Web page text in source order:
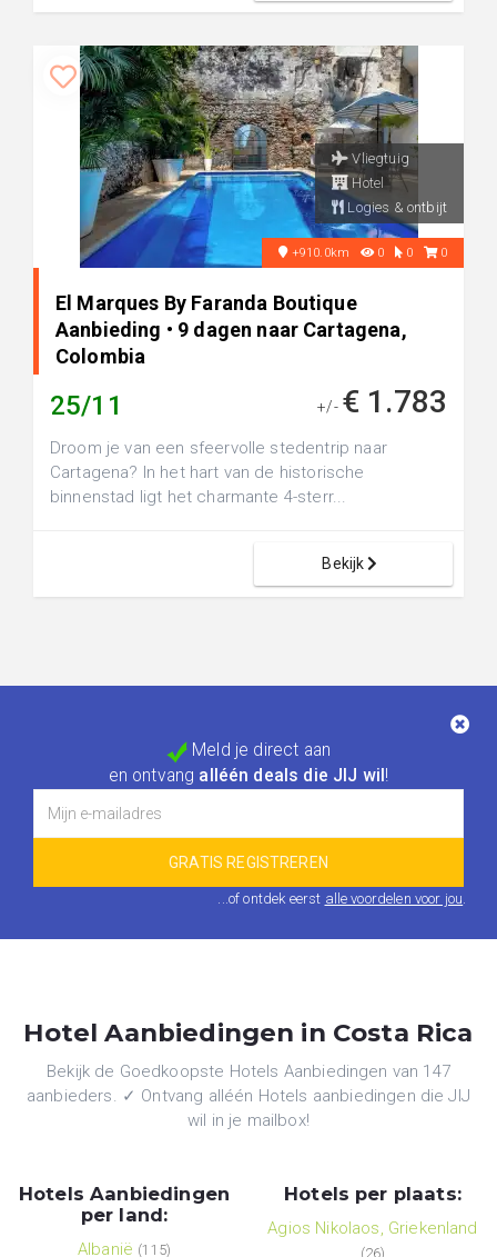
Vliegtuig
Hotel
Logies & ontbijt
+910.0km 0 0 0
El Marques By Faranda Boutique
Aanbieding • 9 dagen naar Cartagena,
Colombia
25/11 +/- € 1.783
Droom je van een sfeervolle stedentrip naar
Cartagena? In het hart van de historische
binnenstad ligt het charmante 4-sterr...
Bekijk
Meld je direct aan
en ontvang alléén deals die JIJ wil !
...of ontdek eerst alle voordelen voor jou.
Hotel Aanbiedingen in Costa Rica
Bekijk de Goedkoopste Hotels Aanbiedingen van 147
aanbieders. ✓ Ontvang alléén Hotels aanbiedingen die JIJ
wil in je mailbox!
Hotels Aanbiedingen
per land:
Albanië (115)
Hotels per plaats:
Agios Nikolaos, Griekenland
(26)